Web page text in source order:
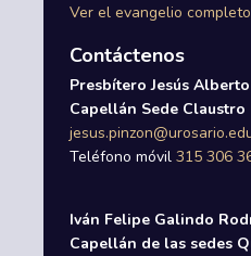
Ver el evangelio completo
Contáctenos
Presbítero Jesús
Capellán Sede Claustro
Teléfono móvil 315 306
Iván Felipe Galindo
Capellán de las sedes